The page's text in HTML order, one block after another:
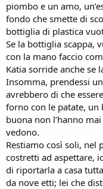
piombo e un amo,
fondo che smette di
bottiglia di plastica
Se la bottiglia scappa,
con la mano faccio
Katia sorride anche se
Insomma, prendessi
avrebbero di che
forno con le patate, un
buona non l’hanno
vedono.
Restiamo così soli, nel
costretti ad aspettare,
di riportarla a casa
da nove etti; lei che